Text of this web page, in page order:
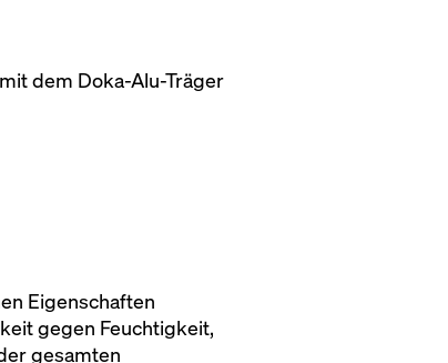
dem Doka-Alu-Träger
Eigenschaften
gegen Feuchtigkeit,
gesamten